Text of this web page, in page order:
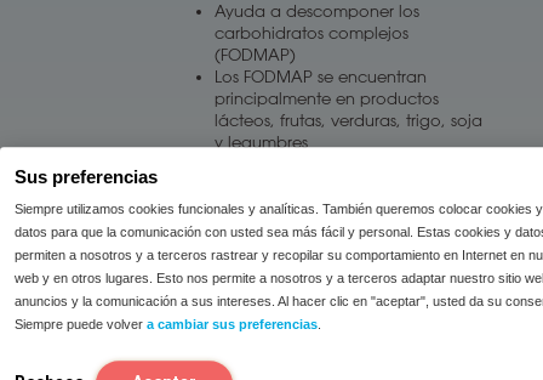
Sus preferencias
Siempre utilizamos cookies funcionales y analíticas. También queremos colocar cookies
datos para que la comunicación con usted sea más fácil y personal. Estas cookies y
permiten a nosotros y a terceros rastrear y recopilar su comportamiento en Internet en
web y en otros lugares. Esto nos permite a nosotros y a terceros adaptar nuestro sitio
anuncios y la comunicación a sus intereses. Al hacer clic en "aceptar", usted da su
Siempre puede volver a cambiar sus preferencias
Ayuda a descomponer los
carbohidratos complejos
(FODMAP)
Los FODMAP se encuentran
principalmente en productos
lácteos, frutas, verduras, trigo, soja
y legumbres
7,50
Añadir a la cesta